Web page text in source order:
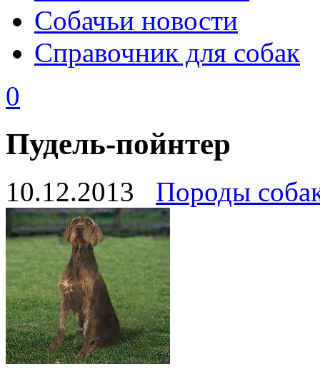
Собачьи новости
Справочник для собак
0
Пудель-пойнтер
10.12.2013 Породы